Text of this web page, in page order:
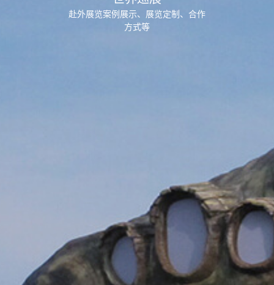
赴外展览案例展示、展览定制、合作
方式等